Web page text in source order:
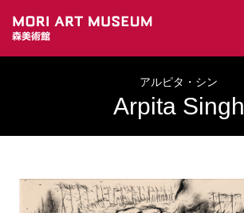
アルピタ・シン
Arpita Singh